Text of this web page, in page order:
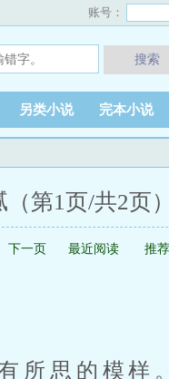
账号：
搜索
另类小说 完本小说
第1页/共2页）
下一页 最近阅读 推
所思的模样。